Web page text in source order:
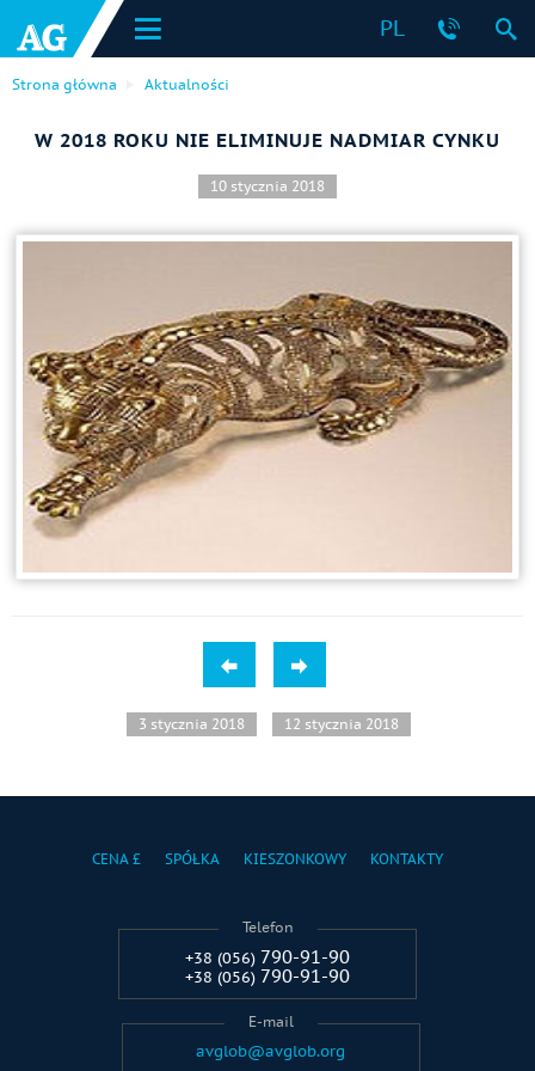
PL
Strona główna Aktualności
W 2018 ROKU NIE ELIMINUJE NADMIAR CYNKU
10 stycznia 2018
3 stycznia 2018 12 stycznia 2018
CENA £ SPÓŁKA KIESZONKOWY KONTAKTY
Telefon
+38 (056) 790-91-90
+38 (056) 790-91-90
E-mail
avglob@avglob.org